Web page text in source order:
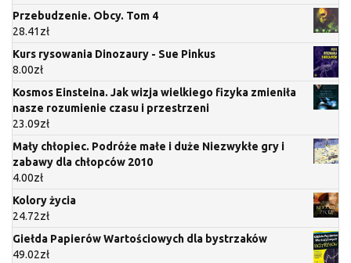
Przebudzenie. Obcy. Tom 4
28.41 zł
Kurs rysowania Dinozaury - Sue Pinkus
8.00zł
Kosmos Einsteina. Jak wizja wielkiego fizyka zmieniła
nasze rozumienie czasu i przestrzeni
23.09zł
Mały chłopiec. Podróże małe i duże Niezwykłe gry i
zabawy dla chłopców 2010
4.00zł
Kolory życia
24.72zł
Giełda Papierów Wartościowych dla bystrzaków
49.02zł